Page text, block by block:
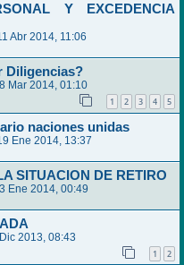
Y EXCEDENCIA
Abr 2014, 11:06
Diligencias?
Mar 2014, 01:10
1 2 3 4 5
naciones unidas
Ene 2014, 13:37
SITUACION DE RETIRO
Ene 2014, 00:49
2013, 08:43
1 2